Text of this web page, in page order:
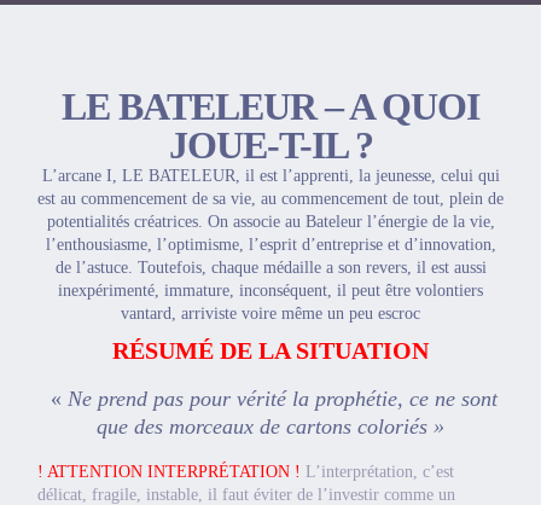
LE BATELEUR – A QUOI
JOUE-T-IL ?
L’arcane I, LE BATELEUR, il est l’apprenti, la jeunesse, celui qui
est au commencement de sa vie, au commencement de tout, plein de
potentialités créatrices. On associe au Bateleur l’énergie de la vie,
l’enthousiasme, l’optimisme, l’esprit d’entreprise et d’innovation,
de l’astuce. Toutefois, chaque médaille a son revers, il est aussi
inexpérimenté, immature, inconséquent, il peut être volontiers
vantard, arriviste voire même un peu escroc
RÉSUMÉ DE LA SITUATION
« Ne prend pas pour vérité la prophétie, ce ne sont
que des morceaux de cartons coloriés »
! ATTENTION INTERPRÉTATION ! L’interprétation, c’est
délicat, fragile, instable, il faut éviter de l’investir comme un